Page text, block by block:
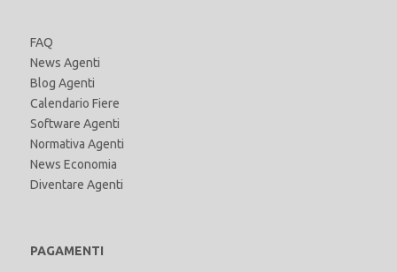
FAQ
News Agenti
Blog Agenti
Calendario Fiere
Software Agenti
Normativa Agenti
News Economia
Diventare Agenti
PAGAMENTI